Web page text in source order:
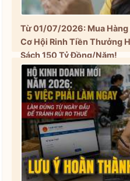
Từ 01/07/2026: Mua Hàng
Cơ Hội Rinh Tiền Thưởng
Sách 150 Tỷ Đồng/Năm!